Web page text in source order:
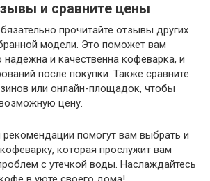
и сравните цены
прочитайте отзывы других
модели. Это поможет вам
надежна и качественна кофеварка, и
после покупки. Также сравните
или онлайн-площадок, чтобы
цену.
рекомендации помогут вам выбрать и
которая прослужит вам
с утечкой воды. Наслаждайтесь